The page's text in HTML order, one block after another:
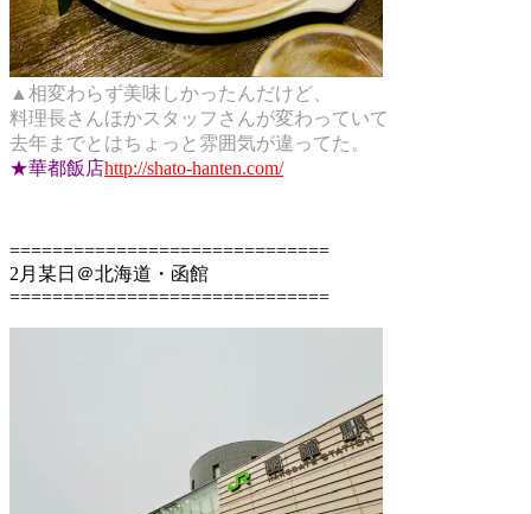
▲相変わらず美味しかったんだけど、
料理長さんほかスタッフさんが変わっていて
去年までとはちょっと雰囲気が違ってた。
★華都飯店http://shato-hanten.com/
==============================
2月某日＠北海道・函館
==============================